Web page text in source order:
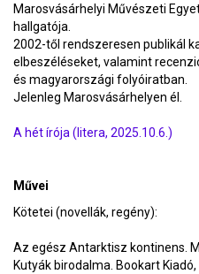
Marosvásárhelyi Művészeti
hallgatója.
2002-től rendszeresen publikál
elbeszéléseket, valamint
és magyarországi folyóiratban.
Jelenleg Marosvásárhelyen él.
A hét írója (litera, 2025.10.6.)
Művei
Kötetei (novellák, regény):
Az egész Antarktisz kontinens.
Kutyák birodalma. Bookart Kiadó,